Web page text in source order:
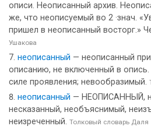
описи. Неописанный архив.
же, что неописуемый во 2 ·знач.
пришел в неописанный восторг.»
Ушакова
неописанный — неописанный
описанию, не включенный в опись.
силе проявления; невообразимый.
неописанный — НЕОПИСАННЫЙ,
несказанный, необъяснимый,
неизреченный. Толковый словарь Даля